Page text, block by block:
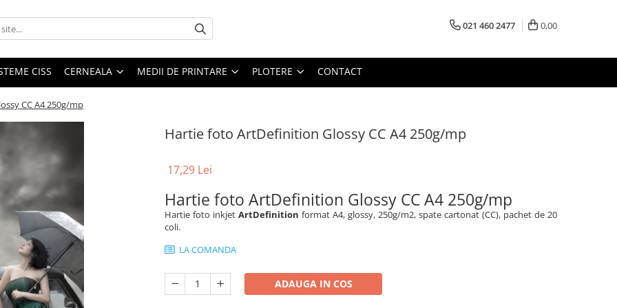
021 460 2477 0,00
CISS CERNEALA MEDII DE PRINTARE PLOTERE CONTACT
CC A4 250g/mp
Hartie foto ArtDefinition Glossy CC A4 250g/mp
17,29 Lei
Hartie foto ArtDefinition Glossy CC A4 250g/mp
Hartie foto inkjet ArtDefinition format A4, glossy, 250g/m2, spate cartonat (CC), pachet de 20
coli.
LA COMANDA
ADAUGA IN COS